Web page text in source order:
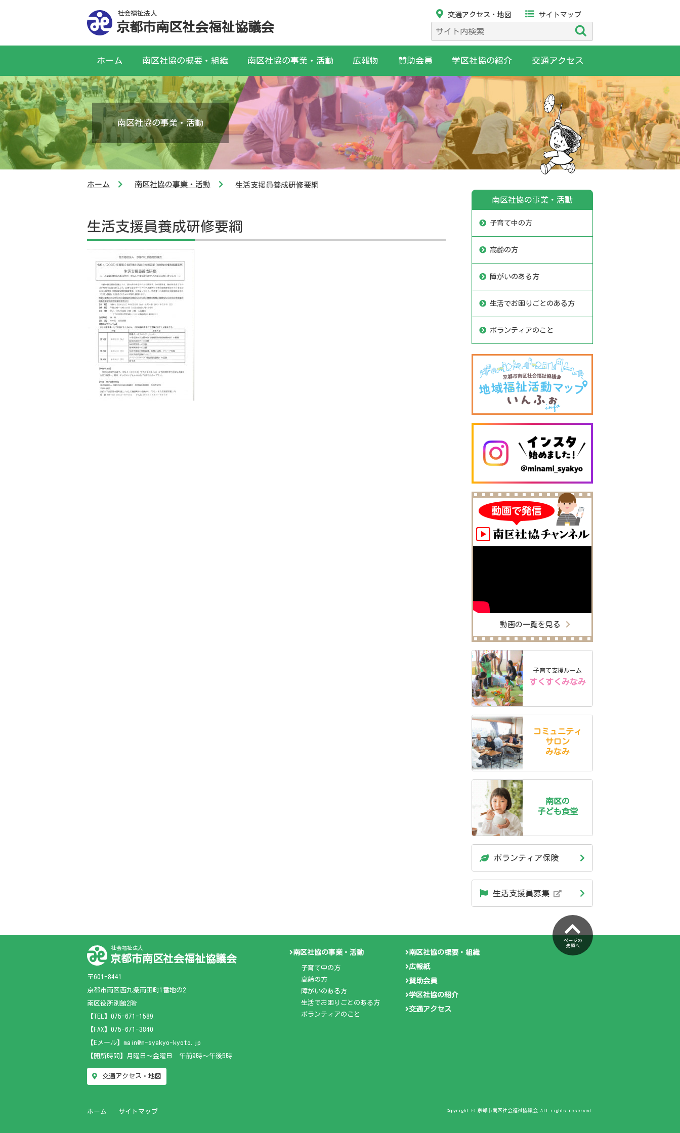
社会福祉法人
京都市南区社会福祉協議会
交通アクセス・地図 サイトマップ
検
索:
ホーム 南区社協の概要・組織 南区社協の事業・活動 広報物 賛助会員 学区社協の紹介 交通アクセス
南区社協の事業・活動
ホーム 南区社協の事業・活動 生活支援員養成研修要綱
生活支援員養成研修要綱
南区社協の事業・活動
子育て中の方
高齢の方
障がいのある方
生活でお困りごとのある方
ボランティアのこと
動画の一覧を見る
子育て支援ルーム
すくすくみなみ
コミュニティ
サロン
みなみ
南区の
子ども食堂
ボランティア保険
生活支援員募集
ページの
先頭へ
社会福祉法人
京都市南区社会福祉協議会
〒601-8441
京都市南区西九条南田町1番地の2
南区役所別館2階
【TEL】 075-671-1589
【FAX】075-671-3840
【Eメール】main@m-syakyo-kyoto.jp
【開所時間】月曜日～金曜日 午前9時～午後5時
交通アクセス・地図
南区社協の事業・活動
子育て中の方
高齢の方
障がいのある方
生活でお困りごとのある方
ボランティアのこと
南区社協の概要・組織
広報紙
賛助会員
学区社協の紹介
交通アクセス
ホーム サイトマップ Copyright © 京都市南区社会福祉協議会 All rights reserved.